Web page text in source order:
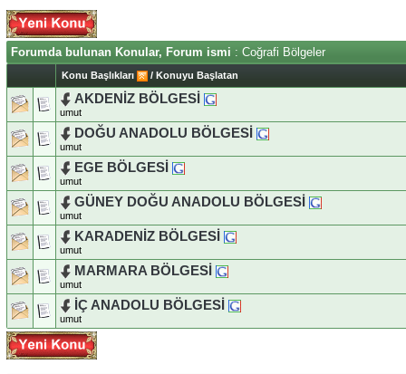
Forumda bulunan Konular, Forum ismi : Coğrafi Bölgeler
Konu Başlıkları / Konuyu Başlatan
AKDENİZ BÖLGESİ
umut
DOĞU ANADOLU BÖLGESİ
umut
EGE BÖLGESİ
umut
GÜNEY DOĞU ANADOLU BÖLGESİ
umut
KARADENİZ BÖLGESİ
umut
MARMARA BÖLGESİ
umut
İÇ ANADOLU BÖLGESİ
umut